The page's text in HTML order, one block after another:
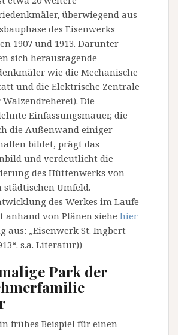
überwiegend aus
des Eisenwerks
1907 und 1913. Darunter
sich herausragende
wie die Mechanische
und die Elektrische Zentrale
Walzendreherei). Die
Einfassungsmauer, die
die Außenwand einiger
bildet, prägt das
und verdeutlicht die
des Hüttenwerks von
städtischen Umfeld.
des Werkes im Laufe
anhand von Plänen siehe hier
aus: „Eisenwerk St. Ingbert
s.a. Literatur))
Park der
frühes Beispiel für einen